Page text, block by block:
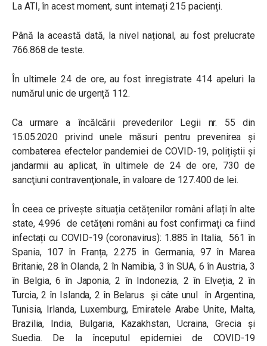
La ATI, în acest moment, sunt internați 215 pacienți.
Până la această dată, la nivel național, au fost prelucrate
766.868 de teste.
În ultimele 24 de ore, au fost înregistrate 414 apeluri la
numărul unic de urgență 112.
Ca urmare a încălcării prevederilor Legii nr. 55 din
15.05.2020 privind unele măsuri pentru prevenirea și
combaterea efectelor pandemiei de COVID-19, polițiștii și
jandarmii au aplicat, în ultimele de 24 de ore, 730 de
sancţiuni contravenţionale, în valoare de 127.400 de lei.
În ceea ce privește situația cetățenilor români aflați în alte
state, 4.996 de cetățeni români au fost confirmați ca fiind
infectați cu COVID-19 (coronavirus): 1.885 în Italia, 561 în
Spania, 107 în Franța, 2.275 în Germania, 97 în Marea
Britanie, 28 în Olanda, 2 în Namibia, 3 în SUA, 6 în Austria, 3
în Belgia, 6 în Japonia, 2 în Indonezia, 2 în Elveția, 2 în
Turcia, 2 în Islanda, 2 în Belarus și câte unul în Argentina,
Tunisia, Irlanda, Luxemburg, Emiratele Arabe Unite, Malta,
Brazilia, India, Bulgaria, Kazakhstan, Ucraina, Grecia și
Suedia. De la începutul epidemiei de COVID-19